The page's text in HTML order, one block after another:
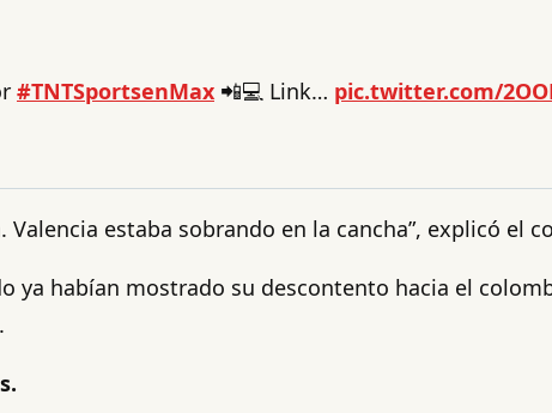
#TNTSportsenMax 📲💻 Link… pic.twitter.com/
estaba sobrando en la cancha”, explicó el
ya habían mostrado su descontento hacia el